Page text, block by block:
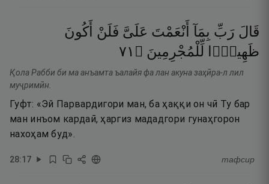
قَالَ رَبِّ بِمَآ أَنْعَمْتَ عَلَىَّ فَلَنْ أَكُونَ
ظَهِيرًۭا
لِّلْمُجْرِمِينَ ۝ ١٧
Қола Рабби би ма анъамта ъалайя фа лан акуна заҳӣра-л лил
муҷримӣн.
Гуфт: «Эй Парвардигори ман, ба ҳаққи он чӣ Ту бар
ман инъом кардаӣ, ҳаргиз мададгори гунаҳгорон
нахоҳам буд».
28:17 тафсир